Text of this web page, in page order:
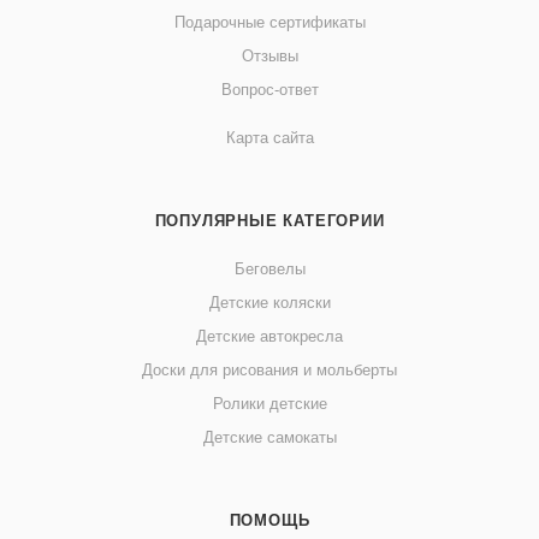
Подарочные сертификаты
Отзывы
Вопрос-ответ
Карта сайта
ПОПУЛЯРНЫЕ КАТЕГОРИИ
Беговелы
Детские коляски
Детские автокресла
Доски для рисования и мольберты
Ролики детские
Детские самокаты
ПОМОЩЬ